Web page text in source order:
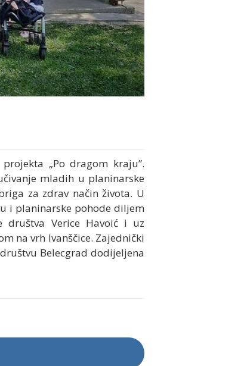
„Po dragom kraju”.
mladih u planinarske
za zdrav način života. U
i planinarske pohode diljem
društva Verice Havoić i uz
na vrh Ivanščice. Zajednički
Belecgrad dodijeljena